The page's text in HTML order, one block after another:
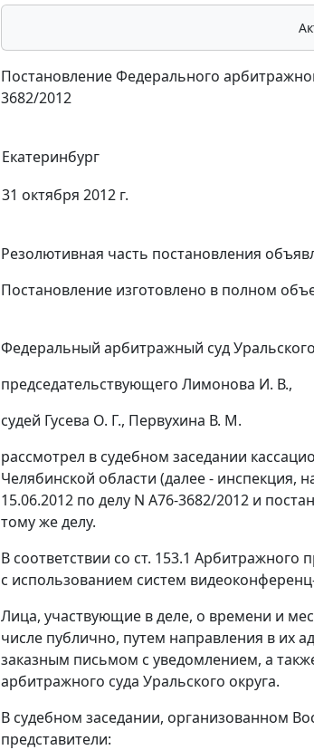
Постановление Федерального
3682/2012
Екатеринбург
31 октября 2012 г.
Резолютивная часть постановления
Постановление изготовлено в полном
Федеральный арбитражный суд Уральского
председательствующего Лимонова И. В.,
судей Гусева О. Г., Первухина В. М.
рассмотрел в судебном заседании
Челябинской области (далее - инспекция,
15.06.2012 по делу N А76-3682/2012 и
тому же делу.
В соответствии со ст. 153.1 Арбитражного
с использованием систем
Лица, участвующие в деле, о времени и
числе публично, путем направления в их
заказным письмом с уведомлением, а
арбитражного суда Уральского округа.
В судебном заседании, организованном
представители: